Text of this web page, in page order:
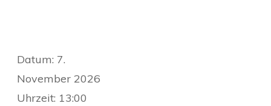
Datum: 7.
November 2026
Uhrzeit: 13:00